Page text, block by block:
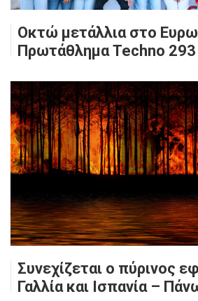
Οκτώ μετάλλια στο
Πρωτάθλημα Techno 293
Συνεχίζεται ο πύρινος
Γαλλία και Ισπανία –